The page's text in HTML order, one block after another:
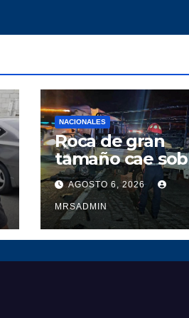
NACIONALES
Roca de gran
tamaño cae
camión y deja
heridos en ruta
Atlántico
AGOSTO 6, 2026
MRSADMIN